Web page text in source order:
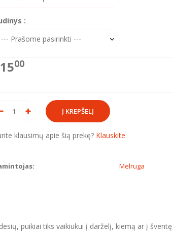
:
00
klausimų apie šią prekę? Klauskite
Melruga
puikiai tiks vaikiukui į darželį, kiemą ar į šventę